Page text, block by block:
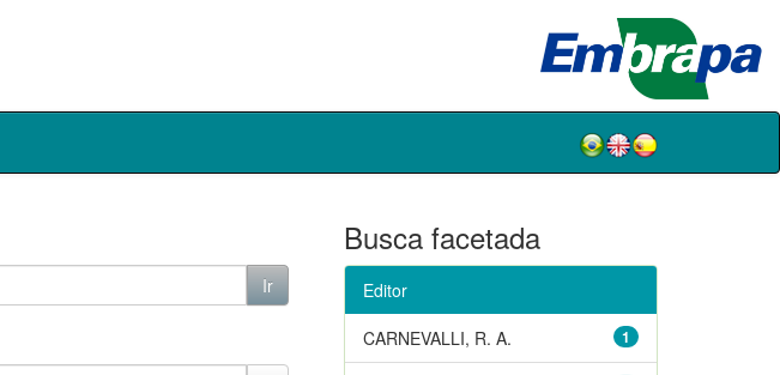
Busca facetada
Editor
1
CARNEVALLI, R. A.